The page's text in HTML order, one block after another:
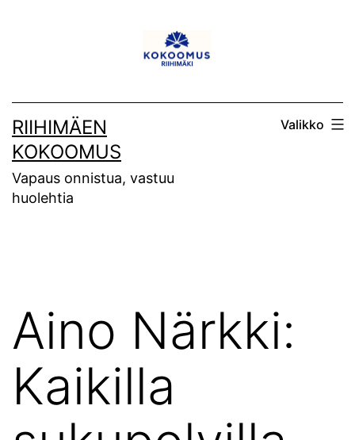
RIIHIMÄEN
KOKOOMUS
Vapaus onnistua, vastuu
huolehtia
Valikko
Aino Närkki:
Kaikilla